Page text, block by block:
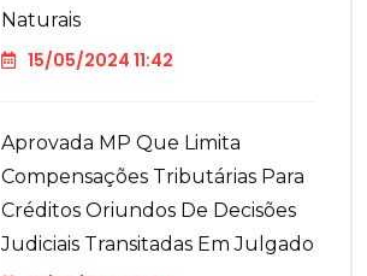
Naturais
15/05/2024 11:42
Aprovada MP Que Limita
Compensações Tributárias Para
Créditos Oriundos De Decisões
Judiciais Transitadas Em Julgado